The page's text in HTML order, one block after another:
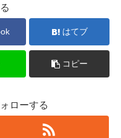
はてブ
コピー
ローする